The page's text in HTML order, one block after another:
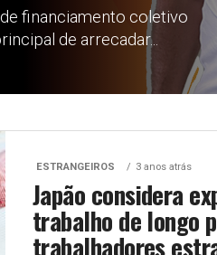
financiamento coletivo
de arrecadar...
ESTRANGEIROS 3 anos atrás
Japão considera
trabalho de longo
trabalhadores